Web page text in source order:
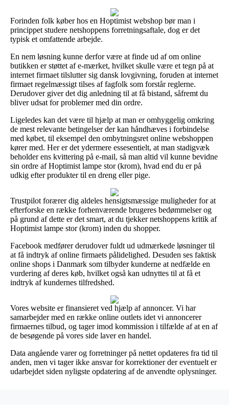
Forinden folk køber hos en Hoptimist webshop bør man i
princippet studere netshoppens forretningsaftale, dog er det
typisk et omfattende arbejde.
En nem løsning kunne derfor være at finde ud af om online
butikken er støttet af e-mærket, hvilket skulle være et tegn på at
internet firmaet tilslutter sig dansk lovgivning, foruden at internet
firmaet regelmæssigt tilses af fagfolk som forstår reglerne.
Derudover giver det dig anledning til at få bistand, såfremt du
bliver udsat for problemer med din ordre.
Ligeledes kan det være til hjælp at man er omhyggelig omkring
de mest relevante betingelser der kan håndhæves i forbindelse
med købet, til eksempel den ombytningsret online webshoppen
kører med. Her er det ydermere essesentielt, at man stadigvæk
beholder ens kvittering på e-mail, så man altid vil kunne bevidne
sin ordre af Hoptimist lampe stor (krom), hvad end du er på
udkig efter produkter til en dreng eller pige.
Trustpilot forærer dig aldeles hensigtsmæssige muligheder for at
efterforske en række forhenværende brugeres bedømmelser og
på grund af dette er det smart, at du tjekker netshoppens kritik af
Hoptimist lampe stor (krom) inden du shopper.
Facebook medfører derudover fuldt ud udmærkede løsninger til
at få indtryk af online firmaets pålidelighed. Desuden ses faktisk
online shops i Danmark som tilbyder kunderne at nedfælde en
vurdering af deres køb, hvilket også kan udnyttes til at få et
indtryk af kundernes tilfredshed.
Vores website er finansieret ved hjælp af annoncer. Vi har
samarbejder med en række online outlets idet vi annoncerer
firmaernes tilbud, og tager imod kommission i tilfælde af at en af
de besøgende på vores side laver en handel.
Data angående varer og forretninger på nettet opdateres fra tid til
anden, men vi tager ikke ansvar for korrektioner der eventuelt er
udarbejdet siden nyligste opdatering af de anvendte oplysninger.